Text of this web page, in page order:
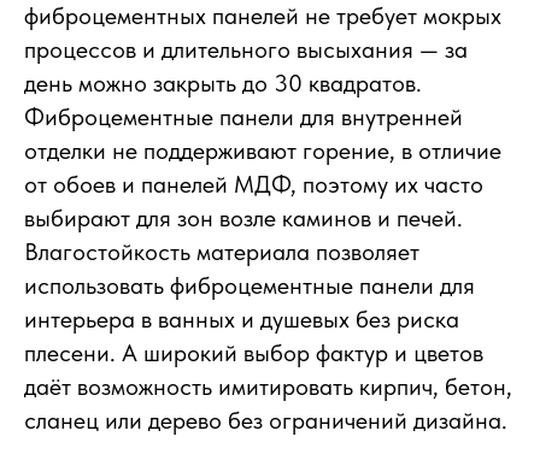
фиброцементных панелей не требует мокрых
процессов и длительного высыхания — за
день можно закрыть до 30 квадратов.
Фиброцементные панели для внутренней
отделки не поддерживают горение, в отличие
от обоев и панелей МДФ, поэтому их часто
выбирают для зон возле каминов и печей.
Влагостойкость материала позволяет
использовать фиброцементные панели для
интерьера в ванных и душевых без риска
плесени. А широкий выбор фактур и цветов
даёт возможность имитировать кирпич, бетон,
сланец или дерево без ограничений дизайна.